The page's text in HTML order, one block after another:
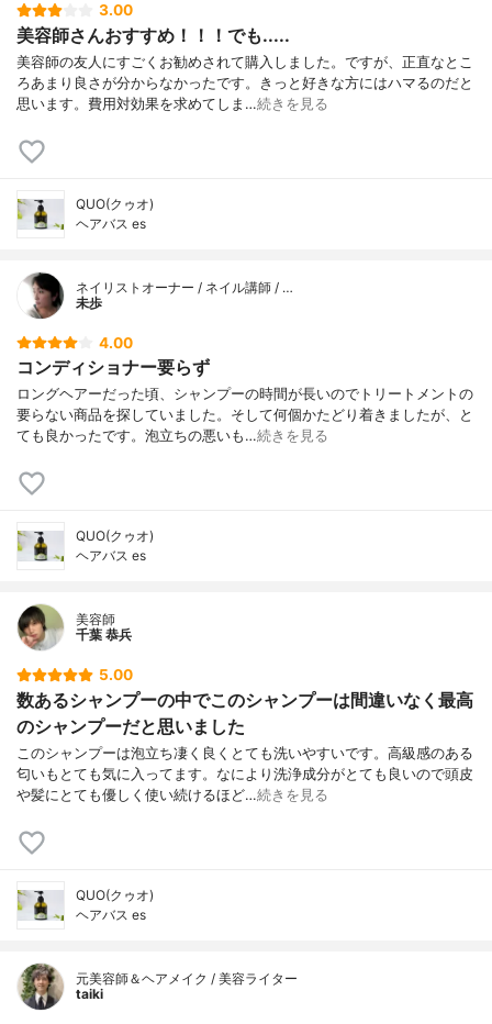
3.00
美容師さんおすすめ！！！でも.....
美容師の友人にすごくお勧めされて購入しました。ですが、正直なとこ
ろあまり良さが分からなかったです。きっと好きな方にはハマるのだと
思います。費用対効果を求めてしま…続きを見る
QUO(クゥオ)
ヘアバス es
ネイリストオーナー / ネイル講師 / …
未歩
4.00
コンディショナー要らず
ロングヘアーだった頃、シャンプーの時間が長いのでトリートメントの
要らない商品を探していました。そして何個かたどり着きましたが、と
ても良かったです。泡立ちの悪いも…続きを見る
QUO(クゥオ)
ヘアバス es
美容師
千葉 恭兵
5.00
数あるシャンプーの中でこのシャンプーは間違いなく最高
のシャンプーだと思いました
このシャンプーは泡立ち凄く良くとても洗いやすいです。高級感のある
匂いもとても気に入ってます。なにより洗浄成分がとても良いので頭皮
や髪にとても優しく使い続けるほど…続きを見る
QUO(クゥオ)
ヘアバス es
元美容師＆ヘアメイク / 美容ライター
taiki